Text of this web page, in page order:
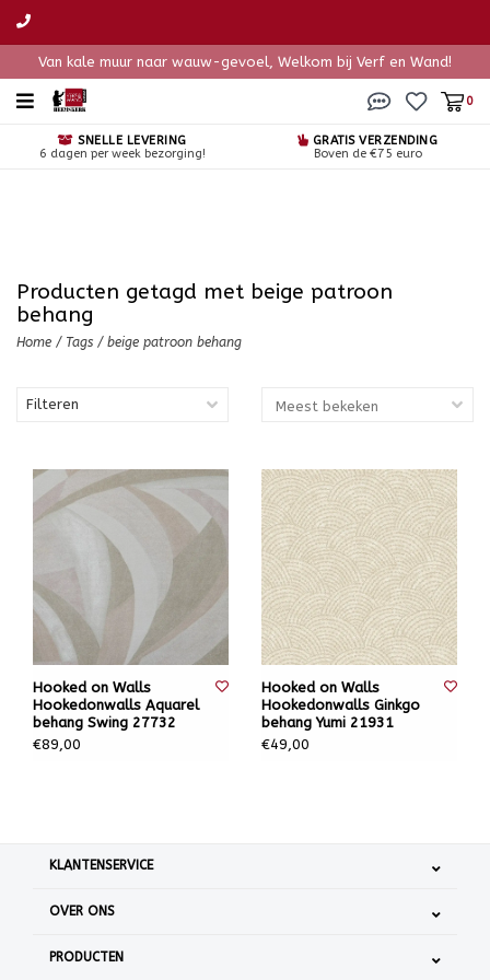
Van kale muur naar wauw-gevoel, Welkom bij Verf en Wand!
0
SNELLE LEVERING
6 dagen per week bezorging!
GRATIS VERZENDING
Boven de €75 euro
Producten getagd met beige patroon
behang
Home / Tags / beige patroon behang
Filteren
Hooked on Walls
Hookedonwalls Aquarel
behang Swing 27732
€89,00
Hooked on Walls
Hookedonwalls Ginkgo
behang Yumi 21931
€49,00
KLANTENSERVICE
OVER ONS
PRODUCTEN